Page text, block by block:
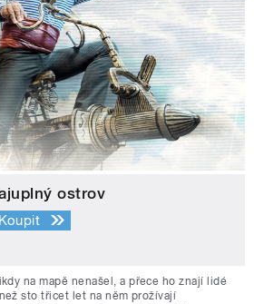
ostrov
Koupit
na mapě nenašel, a přece ho znají lidé
sto třicet let na něm prožívají